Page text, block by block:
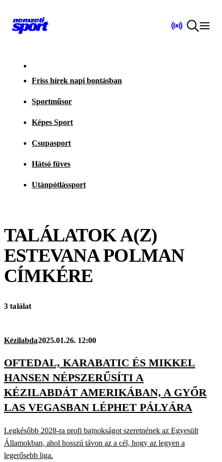
Friss hírek napi bontásban
Sportműsor
Képes Sport
Csupasport
Hátsó füves
Utánpótlássport
TALÁLATOK A(Z)
ESTEVANA POLMAN
CÍMKÉRE
3 találat
Kézilabda2025.01.26. 12:00
OFTEDAL, KARABATIC ÉS MIKKEL
HANSEN NÉPSZERŰSÍTI A
KÉZILABDÁT AMERIKÁBAN, A GYŐR
LAS VEGASBAN LÉPHET PÁLYÁRA
Legkésőbb 2028-ra profi bajnokságot szeretnének az Egyesült
Államokban, ahol hosszú távon az a cél, hogy az legyen a
legerősebb liga.